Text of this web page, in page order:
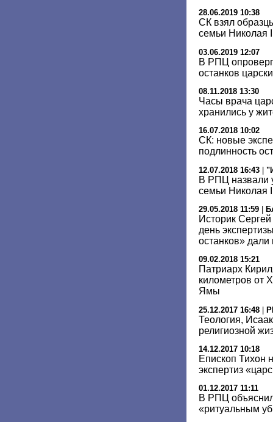
28.06.2019 10:38
СК взял
семьи Николая
03.06.2019 12:07
В РПЦ
останков
08.11.2018 13:30
Часы врача
хранились у
16.07.2018 10:02
СК: новые
подлинность
12.07.2018 16:43 |
В РПЦ назвали
семьи Николая
29.05.2018 11:59
Историк
день
останков»
09.02.2018 15:21
Патриарх
километров от
Ямы
25.12.2017 16:48 |
Теология,
религиозной
14.12.2017 10:18
Епископ Тихон
экспертиз
01.12.2017 11:11
В РПЦ
«ритуальным